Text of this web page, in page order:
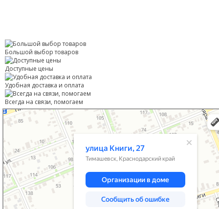
Большой выбор товаров
Доступные цены
Удобная доставка и оплата
Всегда на связи, помогаем
Тимашевск
Улица Книги, 27 — Яндекс Карты